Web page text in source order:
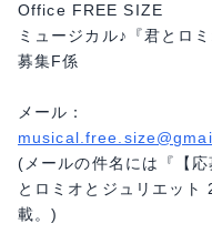
Office FREE SIZE
ミュージカル♪『君とロ
募集F係
メール：
(メールの件名には『【
とロミオとジュリエット
載。)